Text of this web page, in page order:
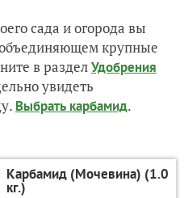
сада и огорода вы
крупные
в разделУдобрения
увидеть
Выбрать карбамид.
Карбамид (Мочевина) (1.0
кг.)